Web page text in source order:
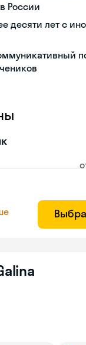
России
десяти лет с